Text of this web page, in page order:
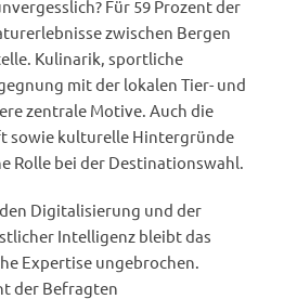
Für 59 Prozent der
zwischen Bergen
Kulinarik, sportliche
mit der lokalen Tier- und
zentrale Motive. Auch die
sowie kulturelle Hintergründe
Rolle bei der Destinationswahl.
Digitalisierung und der
Intelligenz bleibt das
Expertise ungebrochen.
der Befragten